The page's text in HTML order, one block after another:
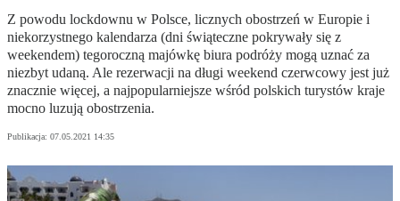
Z powodu lockdownu w Polsce, licznych obostrzeń w Europie i
niekorzystnego kalendarza (dni świąteczne pokrywały się z
weekendem) tegoroczną majówkę biura podróży mogą uznać za
niezbyt udaną. Ale rezerwacji na długi weekend czerwcowy jest już
znacznie więcej, a najpopularniejsze wśród polskich turystów kraje
mocno luzują obostrzenia.
Publikacja: 07.05.2021 14:35